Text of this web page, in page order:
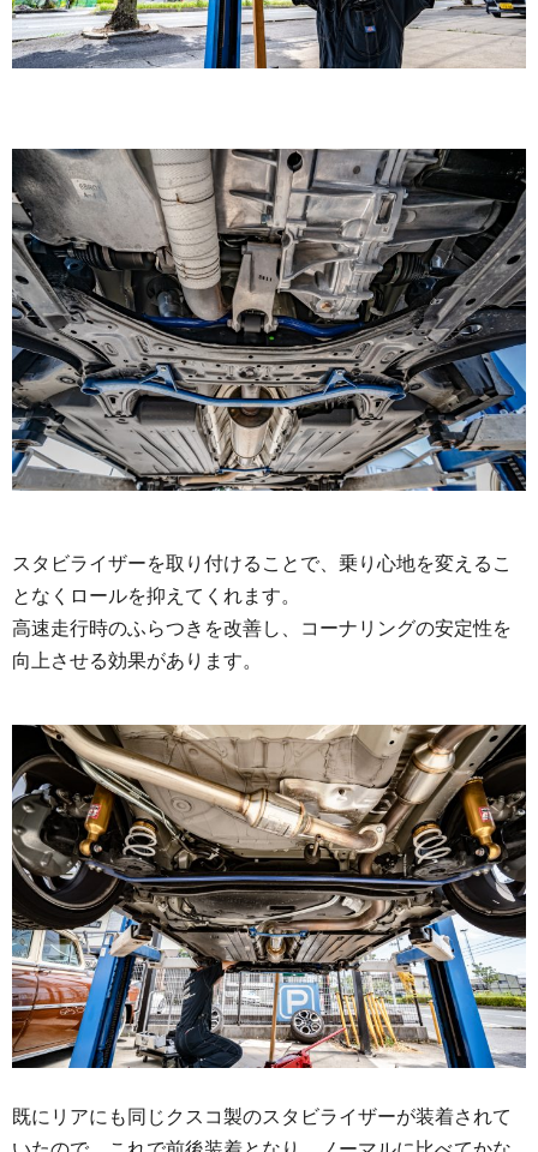
スタビライザーを取り付けることで、乗り心地を変えるこ
となくロールを抑えてくれます。
高速走行時のふらつきを改善し、コーナリングの安定性を
向上させる効果があります。
既にリアにも同じクスコ製のスタビライザーが装着されて